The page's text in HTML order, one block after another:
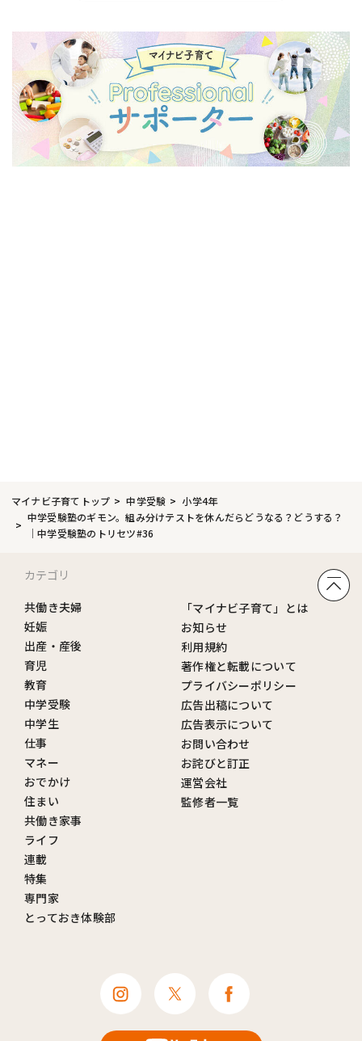
マイナビ子育てトップ 中学受験
小学4年
中学受験塾のギモン。組み分けテストを休んだらどうなる？どうする？
│中学受験塾のトリセツ#36
カテゴリ
共働き夫婦
妊娠
出産・産後
育児
教育
中学受験
中学生
仕事
マネー
おでかけ
住まい
共働き家事
ライフ
連載
特集
専門家
とっておき体験部
「マイナビ子育て」とは
お知らせ
利用規約
著作権と転載について
プライバシーポリシー
広告出稿について
広告表示について
お問い合わせ
お詫びと訂正
運営会社
監修者一覧